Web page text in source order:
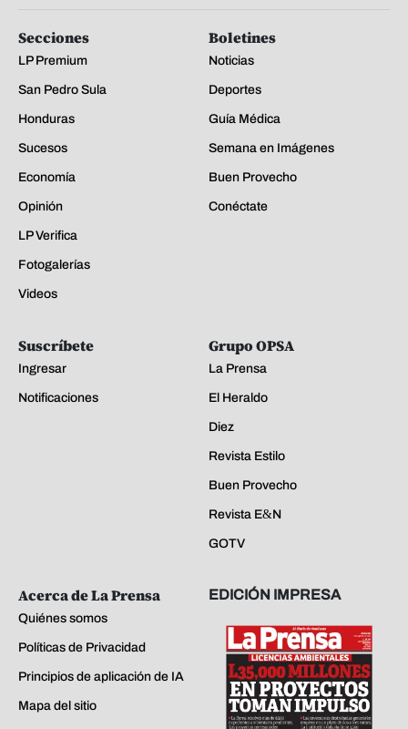
Secciones
LP Premium
San Pedro Sula
Honduras
Sucesos
Economía
Opinión
LP Verifica
Fotogalerías
Videos
Boletines
Noticias
Deportes
Guía Médica
Semana en Imágenes
Buen Provecho
Conéctate
Suscríbete
Ingresar
Notificaciones
Grupo OPSA
La Prensa
El Heraldo
Diez
Revista Estilo
Buen Provecho
Revista E&N
GOTV
Acerca de La Prensa
Quiénes somos
Políticas de Privacidad
Principios de aplicación de IA
Mapa del sitio
EDICIÓN IMPRESA